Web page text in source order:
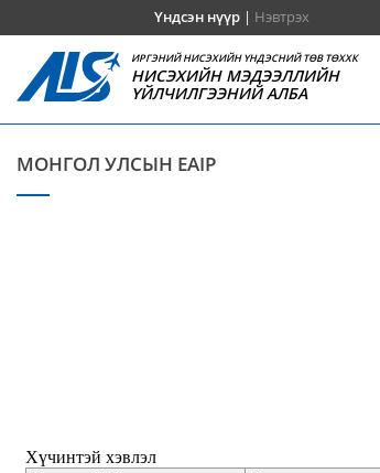
Үндсэн нүүр| Нэвтрэх
ИРГЭНИЙ НИСЭХИЙН ҮНДЭСНИЙ ТӨВ ТӨХХК
НИСЭХИЙН МЭДЭЭЛЛИЙН
ҮЙЛЧИЛГЭЭНИЙ АЛБА
МОНГОЛ УЛСЫН EAIP